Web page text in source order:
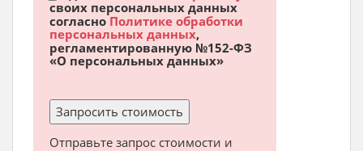
своих персональных данных
согласно Политике обработки
персональных данных,
регламентированную №152-ФЗ
«О персональных данных»
Отправьте запрос стоимости и